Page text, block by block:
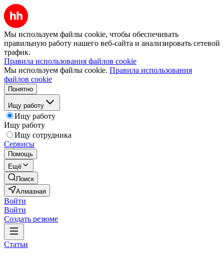
Мы используем файлы cookie, чтобы обеспечивать
правильную работу нашего веб-сайта и анализировать сетевой
трафик.
Правила использования файлов cookie
Мы используем файлы cookie. Правила использования
файлов cookie
Понятно
Ищу работу
Ищу работу
Ищу работу
Ищу сотрудника
Сервисы
Помощь
Ещё
Поиск
Алмазная
Войти
Войти
Создать резюме
Статьи